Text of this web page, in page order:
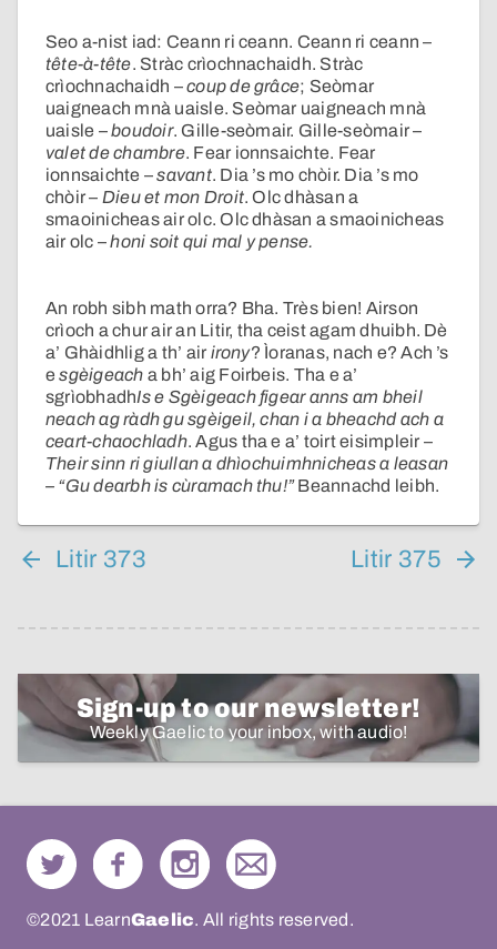
Seo a-nist iad: Ceann ri ceann. Ceann ri ceann –
tête-à-tête. Stràc crìochnachaidh. Stràc
crìochnachaidh –coup de grâce; Seòmar
uaigneach mnà uaisle. Seòmar uaigneach mnà
uaisle –boudoir. Gille-seòmair. Gille-seòmair –
valet de chambre. Fear ionnsaichte. Fear
ionnsaichte –savant. Dia ’s mo chòir. Dia ’s mo
chòir – Dieu et mon Droit. Olc dhàsan a
smaoinicheas air olc. Olc dhàsan a smaoinicheas
air olc –honi soit qui mal y pense.
An robh sibh math orra? Bha. Très bien! Airson
crìoch a chur air an Litir, tha ceist agam dhuibh. Dè
a’ Ghàidhlig a th’ air irony? Ìoranas, nach e? Ach ’s
esgèigeach a bh’ aig Foirbeis. Tha e a’
sgrìobhadhIs e Sgèigeach figear anns am bheil
neach ag ràdh gu sgèigeil, chan i a bheachd ach a
ceart-chaochladh. Agus tha e a’ toirt eisimpleir –
Their sinn ri giullan a dhìochuimhnicheas a leasan
– “Gu dearbh is cùramach thu!”Beannachd leibh.
Litir 373 Litir 375
Sign-up to our newsletter!
Weekly Gaelic to your inbox, with audio!
©2021 LearnGaelic. All rights reserved.